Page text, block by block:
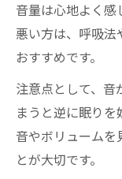
音量は心地よく
悪い方は、呼吸
おすすめです。
注意点として、音
まうと逆に眠り
音やボリューム
とが大切です。